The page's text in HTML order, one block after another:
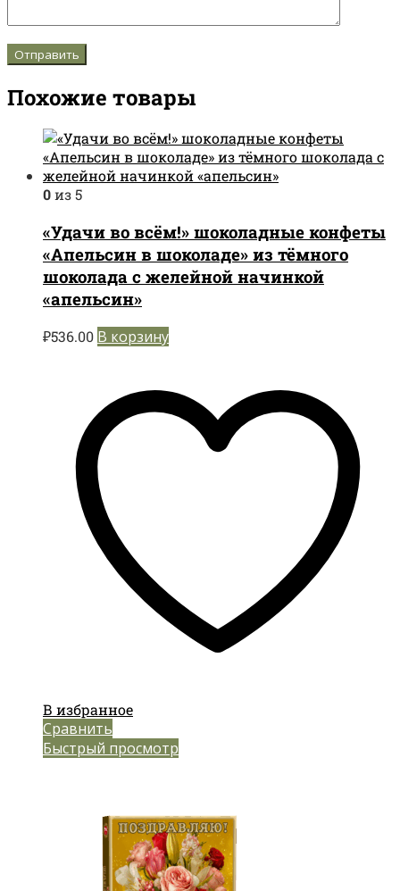
Похожие товары
0из 5
«Удачи во всём!» шоколадные конфеты
«Апельсин в шоколаде» из тёмного
шоколада с желейной начинкой
«апельсин»
₽536.00 В корзину
В избранное
Сравнить
Быстрый просмотр